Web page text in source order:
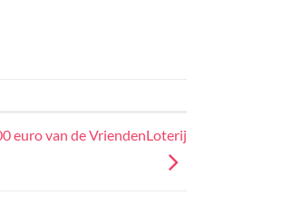
euro van de VriendenLoterij